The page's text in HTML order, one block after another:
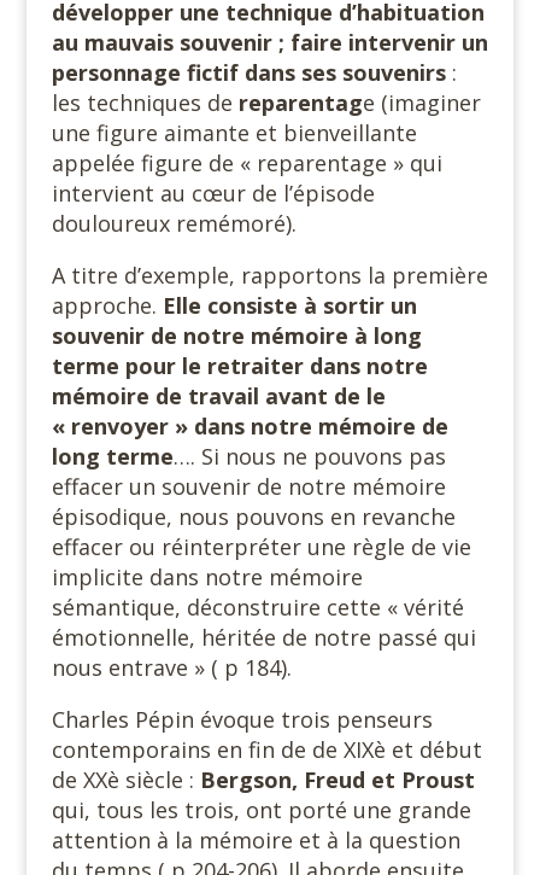
développer une technique d’habituation
au mauvais souvenir ; faire intervenir un
personnage fictif dans ses souvenirs:
les techniques de reparentage (imaginer
une figure aimante et bienveillante
appelée figure de « reparentage » qui
intervient au cœur de l’épisode
douloureux remémoré).
A titre d’exemple, rapportons la première
approche. Elle consiste à sortir un
souvenir de notre mémoire à long
terme pour le retraiter dans notre
mémoire de travail avant de le
« renvoyer » dans notre mémoire de
long terme…. Si nous ne pouvons pas
effacer un souvenir de notre mémoire
épisodique, nous pouvons en revanche
effacer ou réinterpréter une règle de vie
implicite dans notre mémoire
sémantique, déconstruire cette « vérité
émotionnelle, héritée de notre passé qui
nous entrave » ( p 184).
Charles Pépin évoque trois penseurs
contemporains en fin de de XIXè et début
de XXè siècle : Bergson, Freud et Proust
qui, tous les trois, ont porté une grande
attention à la mémoire et à la question